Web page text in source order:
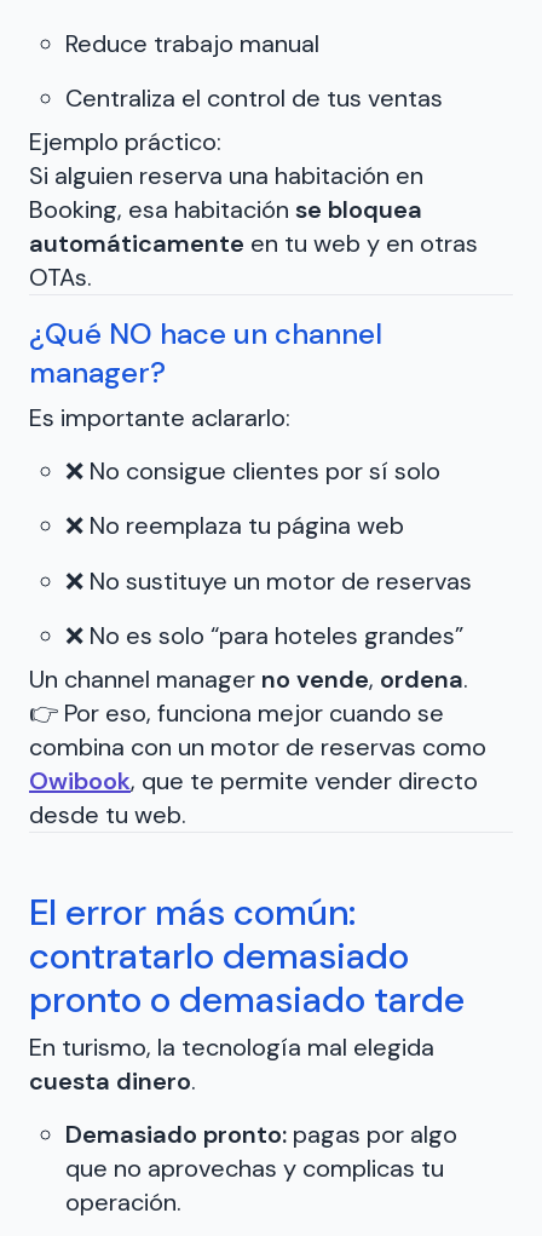
Reduce trabajo manual
Centraliza el control de tus ventas
Ejemplo práctico:
Si alguien reserva una habitación en
Booking, esa habitación se bloquea
automáticamente en tu web y en otras
OTAs.
¿Qué NO hace un channel
manager?
Es importante aclararlo:
❌ No consigue clientes por sí solo
❌ No reemplaza tu página web
❌ No sustituye un motor de reservas
❌ No es solo “para hoteles grandes”
Un channel manager no vende, ordena.
👉 Por eso, funciona mejor cuando se
combina con un motor de reservas como
Owibook, que te permite vender directo
desde tu web.
El error más común:
contratarlo demasiado
pronto o demasiado tarde
En turismo, la tecnología mal elegida
cuesta dinero.
Demasiado pronto: pagas por algo
que no aprovechas y complicas tu
operación.